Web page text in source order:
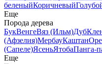
беленыйКоричневый
Еще
Порода дерева
БукВенгеВяз (Ильм)Дуб
(Афзелия)МербауКаштан
(Сапеле)ЯсеньЯтобаПанга-
Еще